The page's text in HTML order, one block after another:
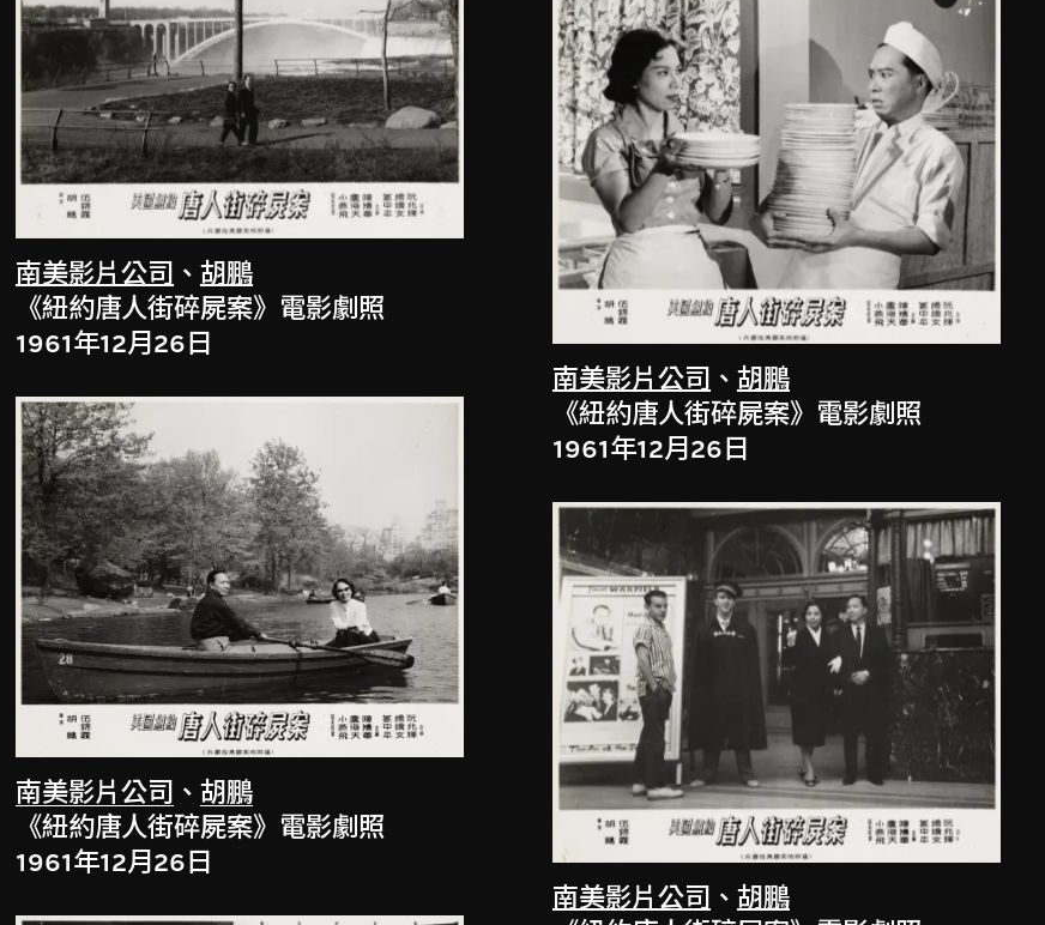
南美影片公司 、胡鵬
《紐約唐人街碎屍案》電影劇照
1961年12月26日
南美影片公司 、胡鵬
《紐約唐人街碎屍案》電影劇照
1961年12月26日
南美影片公司 、胡鵬
《紐約唐人街碎屍案》電影劇照
1961年12月26日
南美影片公司 、胡鵬